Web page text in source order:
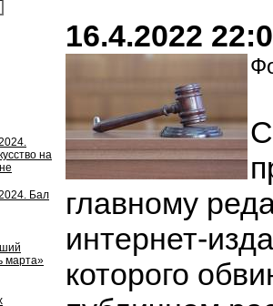
на
Бал
марта»
16.4.2022
главному
интернет-
которого